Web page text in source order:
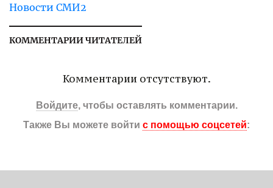
Новости СМИ2
КОММЕНТАРИИ ЧИТАТЕЛЕЙ
Комментарии отсутствуют.
Войдите, чтобы оставлять комментарии.
Также Вы можете войти с помощью соцсетей: